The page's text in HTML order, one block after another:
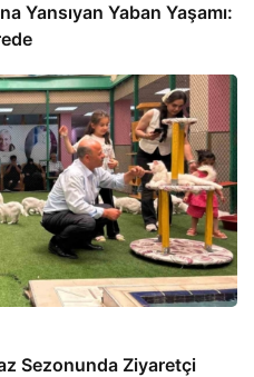
Yansıyan Yaban Yaşamı:
Sezonunda Ziyaretçi